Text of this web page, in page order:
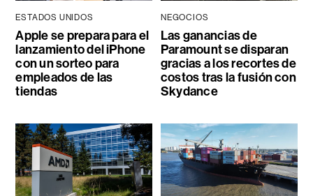
ESTADOS UNIDOS
Apple se prepara para el
lanzamiento del iPhone
con un sorteo para
empleados de las
tiendas
NEGOCIOS
Las ganancias de
Paramount se disparan
gracias a los recortes de
costos tras la fusión con
Skydance